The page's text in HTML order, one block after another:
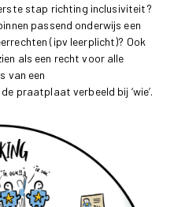
stap richting inclusiviteit?
passend onderwijs een
(ipv leerplicht)? Ook
als een recht voor alle
van een
praatplaat verbeeld bij ‘wie’.